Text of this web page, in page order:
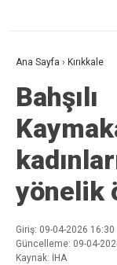
Ana Sayfa › Kırıkkale
Bahşılı
yönelik
Giriş: 09-04-2026 16:30
Güncelleme: 09-04-
Kaynak: İHA